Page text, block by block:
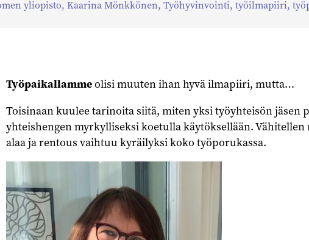
yliopisto, Kaarina Mönkkönen, Työhyvinvointi, työilmapiiri,
Työpaikallammeolisi muuten ihan hyvä ilmapiiri, mutta…
Toisinaan kuulee tarinoita siitä, miten yksi työyhteisön jäsen
yhteishengen myrkylliseksi koetulla käytöksellään. Vähitellen
alaa ja rentous vaihtuu kyräilyksi koko työporukassa.